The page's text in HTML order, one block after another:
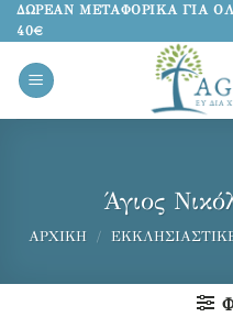
Μετάβαση
στο
περιεχόμενο
ΔΩΡΕΑΝ ΜΕΤΑΦΟΡΙΚΑ ΓΙΑ
40€
Άγιος
ΑΡΧΙΚΉ /